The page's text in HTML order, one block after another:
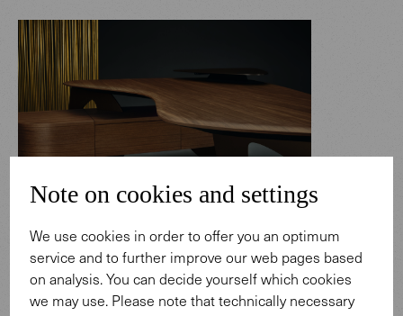
Wie denkt man einen Schreibtisch neu? Wie muss ein
Tisch beschaffen sein, der einen auf neue Gedanken
bringt? Er sollte auf jeden Fall organisch sein, denn auch
Note on cookies and settings
We use cookies in order to offer you an optimum
service and to further improve our web pages based
on analysis. You can decide yourself which cookies
we may use. Please note that technically necessary